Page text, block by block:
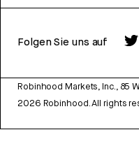
Folgen Sie uns auf
Robinhood Markets, Inc., 85
2026 Robinhood. All rights